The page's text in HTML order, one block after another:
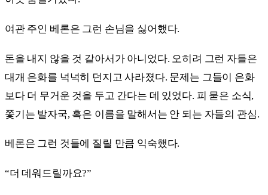
여관 주인 베론은 그런 손님을 싫어했다.
돈을 내지 않을 것 같아서가 아니었다. 오히려 그런 자들은
대개 은화를 넉넉히 던지고 사라졌다. 문제는 그들이 은화
보다 더 무거운 것을 두고 간다는 데 있었다. 피 묻은 소식,
쫓기는 발자국, 혹은 이름을 말해서는 안 되는 자들의 관심.
베론은 그런 것들에 질릴 만큼 익숙했다.
“더 데워드릴까요?”